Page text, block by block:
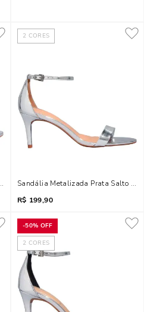
Fino Prata
2 CORES
Sandália Metalizada Prata Salto
R$ 199,90
-50% OFF
2 CORES